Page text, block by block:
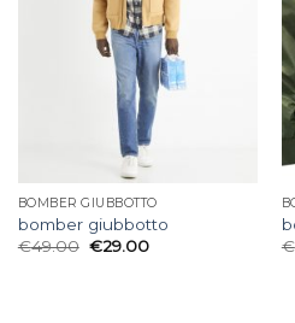
BOMBER GIUBBOTTO
bomber giubbotto
€49.00 €29.00
€